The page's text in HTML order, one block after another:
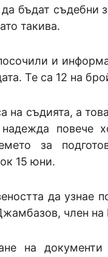
бъдат съдебни
такива.
и
Те са 12 на
на съдията, а
повече
за
15 юни.
да узнае
член
на